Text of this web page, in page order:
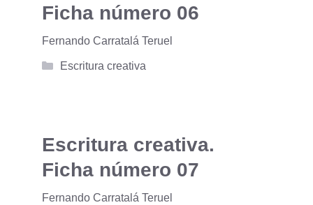
Ficha número 06
Fernando Carratalá Teruel
Categorías
Escritura creativa
Escritura creativa.
Ficha número 07
Fernando Carratalá Teruel